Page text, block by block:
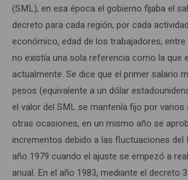
(SML), en esa época el gobierno fijaba el
decreto para cada región, por cada
económico, edad de los trabajadores,
no existía una sola referencia como la que
actualmente. Se dice que el primer salario
pesos (equivalente a un dólar
el valor del SML se mantenía fijo por varios
otras ocasiones, en un mismo año se
incrementos debido a las fluctuaciones del
año 1979 cuando el ajuste se empezó a
anual. En el año 1983, mediante el decreto